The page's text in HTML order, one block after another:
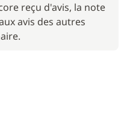
reçu d'avis, la note
avis des autres